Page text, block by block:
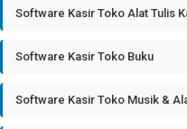
Software Kasir Toko Alat Tulis
Software Kasir Toko Buku
Software Kasir Toko Musik &